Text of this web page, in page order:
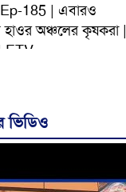
185 | এবারও
অঞ্চলের কৃষকরা |
ETV
ভিডিও